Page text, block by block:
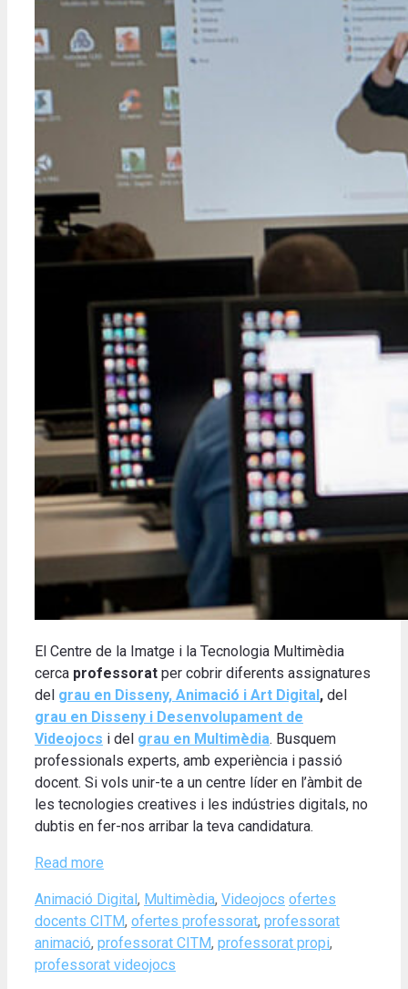
El Centre de la Imatge i la Tecnologia Multimèdia
cerca professorat per cobrir diferents assignatures
del grau en Disseny, Animació i Art Digital, del
grau en Disseny i Desenvolupament de
Videojocs i del grau en Multimèdia. Busquem
professionals experts, amb experiència i passió
docent. Si vols unir-te a un centre líder en l’àmbit de
les tecnologies creatives i les indústries digitals, no
dubtis en fer-nos arribar la teva candidatura.
Read more
Categories
Animació Digital, Multimèdia, Videojocs Tags
ofertes
docents CITM, ofertes professorat, professorat
animació, professorat CITM, professorat propi,
professorat videojocs